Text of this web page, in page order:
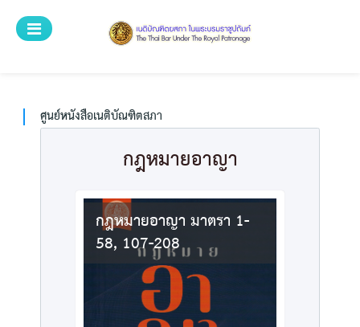
ศูนย์หนังสือเนติบัณฑิตสภา
กฎหมายอาญา
กฎหมายอาญา มาตรา 1-
58, 107-208
ระบบศูนย์บริการ
ศูนย์หนังสือเนติบัณฑิตยสภา
หนังสือทั้งหมด